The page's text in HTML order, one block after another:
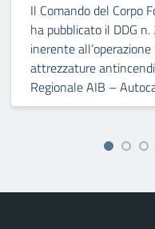
Il Comando del Corpo
ha pubblicato il DDG
inerente
attrezzature
Regionale AIB –